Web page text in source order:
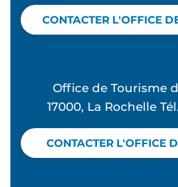
Brigitte Leblanc
Toumit Romain
CONTACTER L'OFFICE
Office de Tourisme
17000, La Rochelle
CONTACTER L'OFFICE